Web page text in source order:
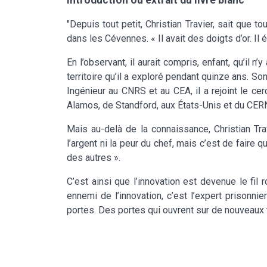
"Depuis tout petit, Christian Travier, sait que
dans les Cévennes. « Il avait des doigts d’or.
En l’observant, il aurait compris, enfant, qu’il
territoire qu’il a exploré pendant quinze ans.
Ingénieur au CNRS et au CEA, il a rejoint le
Alamos, de Standford, aux États-Unis et du
Mais au-delà de la connaissance, Christian
l’argent ni la peur du chef, mais c’est de faire
des autres ».
C’est ainsi que l’innovation est devenue le fil
ennemi de l’innovation, c’est l’expert
portes. Des portes qui ouvrent sur de nouveaux